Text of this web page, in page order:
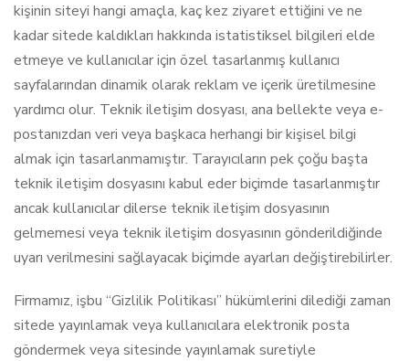
kişinin siteyi hangi amaçla, kaç kez ziyaret ettiğini ve ne
kadar sitede kaldıkları hakkında istatistiksel bilgileri elde
etmeye ve kullanıcılar için özel tasarlanmış kullanıcı
sayfalarından dinamik olarak reklam ve içerik üretilmesine
yardımcı olur. Teknik iletişim dosyası, ana bellekte veya e-
postanızdan veri veya başkaca herhangi bir kişisel bilgi
almak için tasarlanmamıştır. Tarayıcıların pek çoğu başta
teknik iletişim dosyasını kabul eder biçimde tasarlanmıştır
ancak kullanıcılar dilerse teknik iletişim dosyasının
gelmemesi veya teknik iletişim dosyasının gönderildiğinde
uyarı verilmesini sağlayacak biçimde ayarları değiştirebilirler.
Firmamız, işbu “Gizlilik Politikası” hükümlerini dilediği zaman
sitede yayınlamak veya kullanıcılara elektronik posta
göndermek veya sitesinde yayınlamak suretiyle